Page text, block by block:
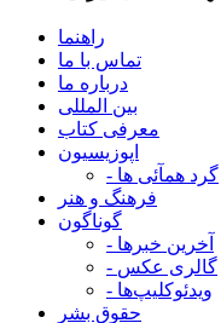
راهنما
تماس با ما
درباره ما
بین المللی
معرفی کتاب
اپوزیسیون
- گرد همآئی ها
فرهنگ و هنر
گوناگون
- آخرین خبرها
- گالری عکس
- ویدئوکلیپ‌ها
حقوق بشر